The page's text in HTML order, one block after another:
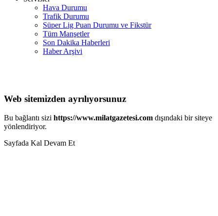
Hava Durumu
Trafik Durumu
Süper Lig Puan Durumu ve Fikstür
Tüm Manşetler
Son Dakika Haberleri
Haber Arşivi
Web sitemizden ayrılıyorsunuz
Bu bağlantı sizi https://www.milatgazetesi.com dışındaki bir siteye
yönlendiriyor.
Sayfada Kal Devam Et